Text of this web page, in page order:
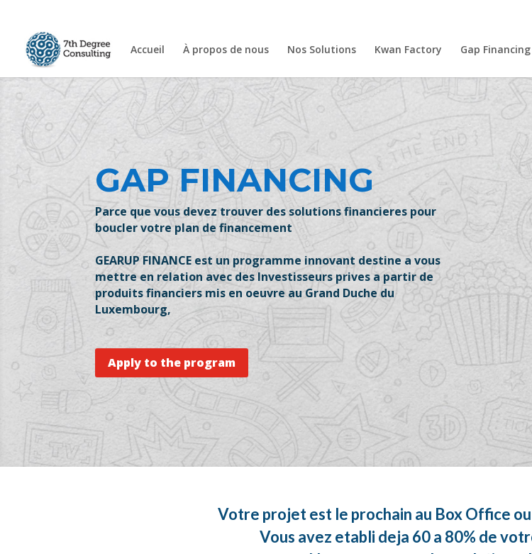
Accueil À propos de nous Nos Solutions Kwan Factory Gap Financing
GAP FINANCING
Parce que vous devez trouver des solutions financieres pour
boucler votre plan de financement
GEARUP FINANCE est un programme innovant destine a vous
mettre en relation avec des Investisseurs prives a partir de
produits financiers mis en oeuvre au Grand Duche du
Luxembourg,
Apply to the program
Votre projet est le prochain au Box Office ou
Vous avez etabli deja 60 a 80% de